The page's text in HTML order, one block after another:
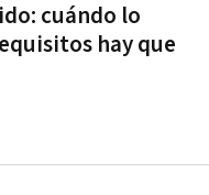
cuándo lo
hay que